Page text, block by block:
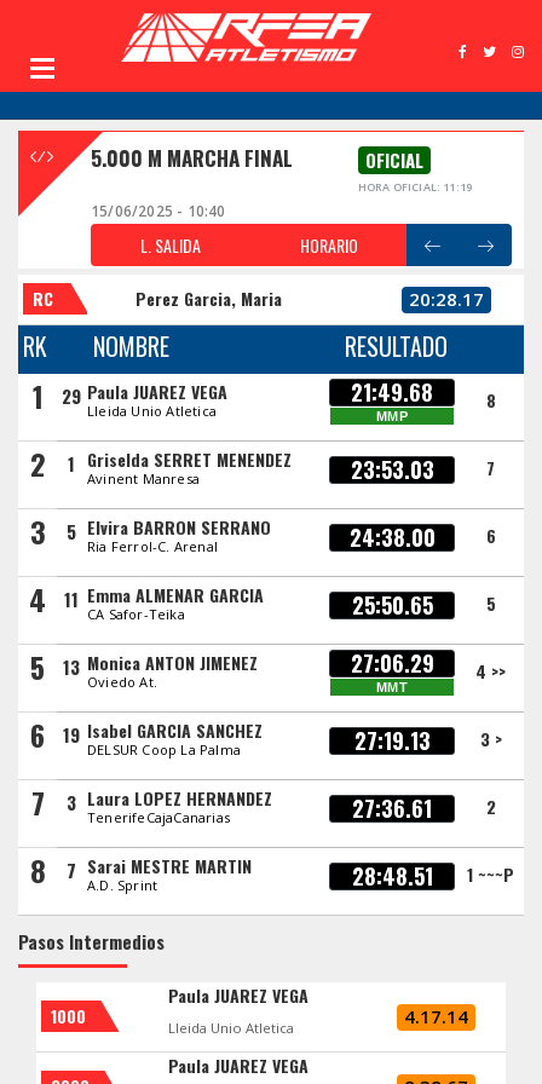
5.000 M MARCHA FINAL OFICIAL
HORA OFICIAL: 11:19
15/06/2025 - 10:40
L. SALIDA HORARIO
RC Perez Garcia, Maria 20:28.17
RK NOMBRE RESULTADO
1 29 Paula JUAREZ VEGA
Lleida Unio Atletica
21:49.68
MMP
8
2 1 Griselda SERRET MENENDEZ
Avinent Manresa 23:53.03 7
3 5 Elvira BARRON SERRANO
Ria Ferrol-C. Arenal 24:38.00 6
4 11 Emma ALMENAR GARCIA
CA Safor-Teika 25:50.65 5
5 13 Monica ANTON JIMENEZ
Oviedo At.
27:06.29
MMT
4 >>
6 19 Isabel GARCIA SANCHEZ
DELSUR Coop La Palma 27:19.13 3 >
7 3 Laura LOPEZ HERNANDEZ
TenerifeCajaCanarias 27:36.61 2
8 7 Sarai MESTRE MARTIN
A.D. Sprint 28:48.51 1 ~~~P
Pasos Intermedios
1000
Paula JUAREZ VEGA
Lleida Unio Atletica 4.17.14
Paula JUAREZ VEGA